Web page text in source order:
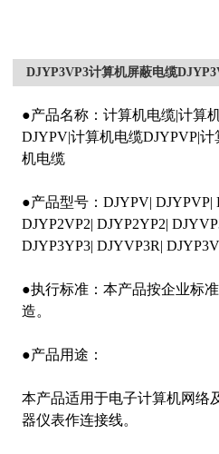
DJYP3VP3计算机屏蔽电缆
●产品名称：计算机电缆|计算
DJYPV|计算机电缆DJYPVP|
机电缆
●产品型号：DJYPV| DJYPVP|
DJYP2VP2| DJYP2YP2|
DJYP3YP3| DJYVP3R|
●执行标准：本产品按企业标
造。
●产品用途：
本产品适用于电子计算机网络
器仪表作连接线。